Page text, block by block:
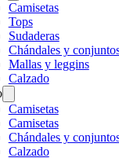
Camisetas
Tops
Sudaderas
Chándales y
Mallas y leggins
Calzado
Camisetas
Camisetas
Chándales y
Calzado